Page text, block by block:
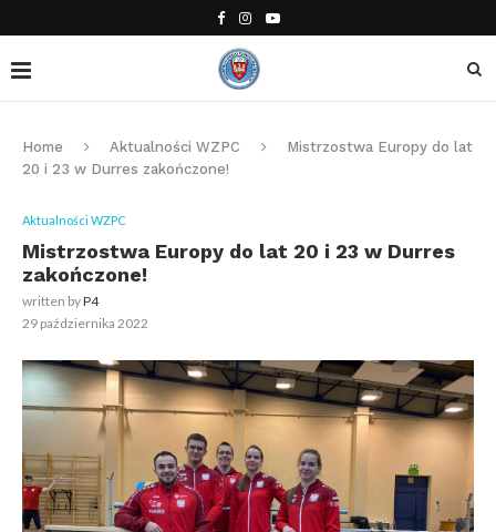
Home Aktualności WZPC
Mistrzostwa Europy do lat
20 i 23 w Durres zakończone!
Aktualności WZPC
Mistrzostwa Europy do lat 20 i 23 w Durres
zakończone!
written byP4
29 października 2022